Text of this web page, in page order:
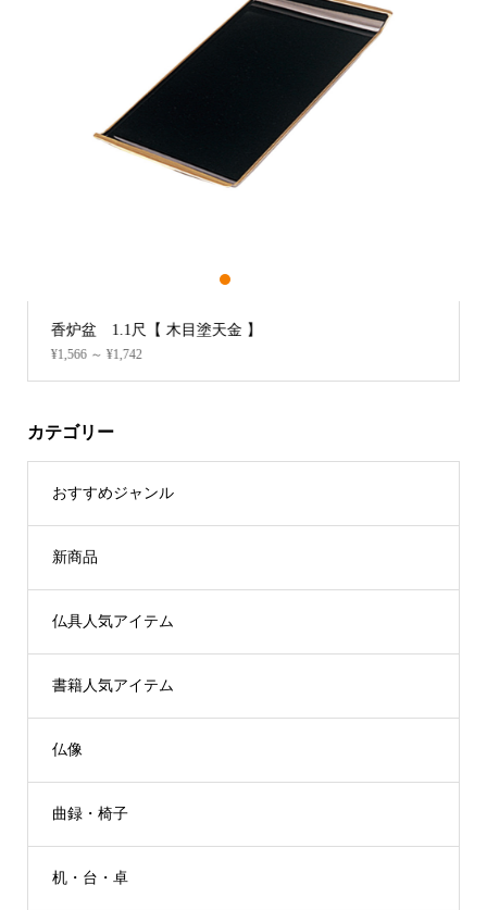
香炉盆 1.1尺【 木目塗天金 】
¥1,566 ～ ¥1,742
1
カテゴリー
おすすめジャンル
新商品
仏具人気アイテム
書籍人気アイテム
仏像
曲録・椅子
机・台・卓